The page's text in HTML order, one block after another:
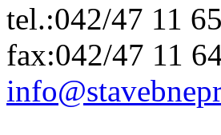
tel.:042/47 11
fax:042/47 11
info@